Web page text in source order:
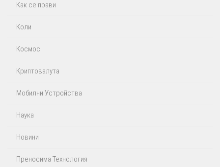
Как се прави
Коли
Космос
Криптовалута
Мобилни Устройства
Наука
Новини
Преносима Технология